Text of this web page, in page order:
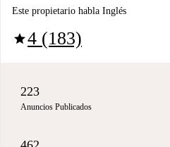
Este propietario habla Inglés
star4 (183)
223
Anuncios Publicados